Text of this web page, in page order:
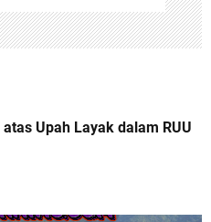
Upah Layak dalam RUU